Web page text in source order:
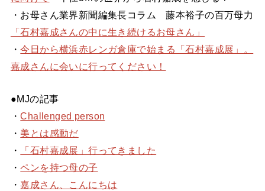
・お母さん業界新聞編集長コラム 藤本裕子の百万母力
「石村嘉成さんの中に生き続けるお母さん」
・今日から横浜赤レンガ倉庫で始まる「石村嘉成展」。
嘉成さんに会いに行ってください！
●MJの記事
・Challenged person
・ 美とは感動だ
・
「石村嘉成展」行ってきました
・ペンを持つ母の子
・嘉成さん、こんにちは